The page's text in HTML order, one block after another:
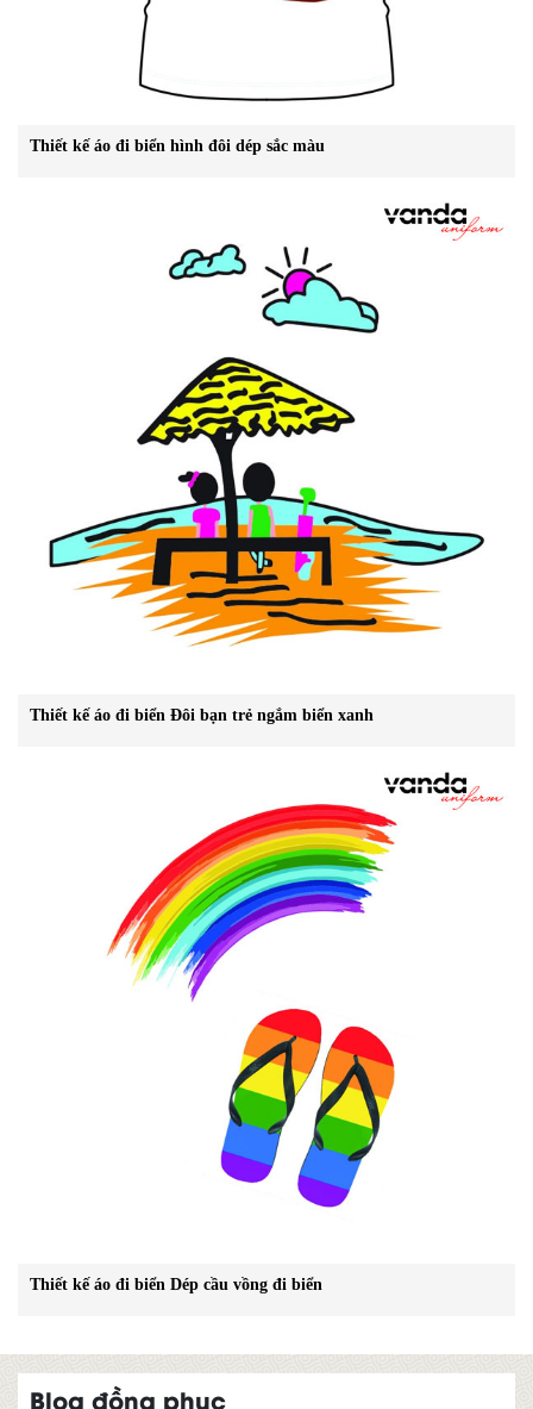
Thiết kế áo đi biển hình đôi dép sắc màu
Thiết kế áo đi biển Đôi bạn trẻ ngắm biển xanh
Thiết kế áo đi biển Dép cầu vồng đi biển
Blog đồng phục